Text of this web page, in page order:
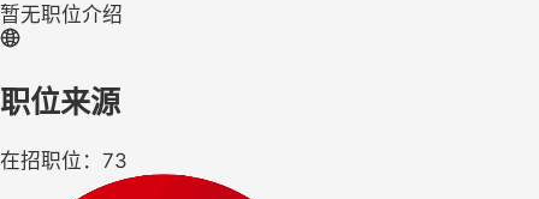
暂无职位介绍
职位来源
在招职位：73